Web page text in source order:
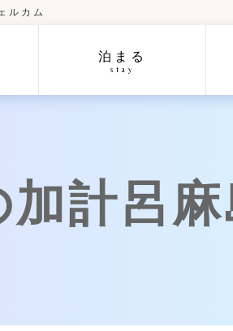
ルカム
泊まる
stay
計呂